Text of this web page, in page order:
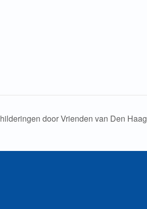
door Vrienden van Den Haag